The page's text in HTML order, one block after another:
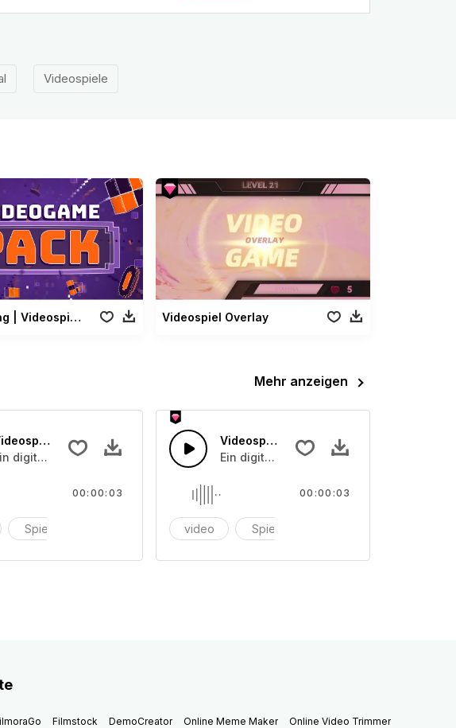
Videospiele
Videospiel Paket Videospiel Overlay
Mehr anzeigen
wurde.
24
digitaler Ton, der auf einmal aufgenommen wurde.
Spiel
00:00:03
Videospiel 23
Ein digitaler Ton, der auf einmal
video Spiel
00:00:03
Filmstock DemoCreator Online Meme Maker Online Video Trimmer